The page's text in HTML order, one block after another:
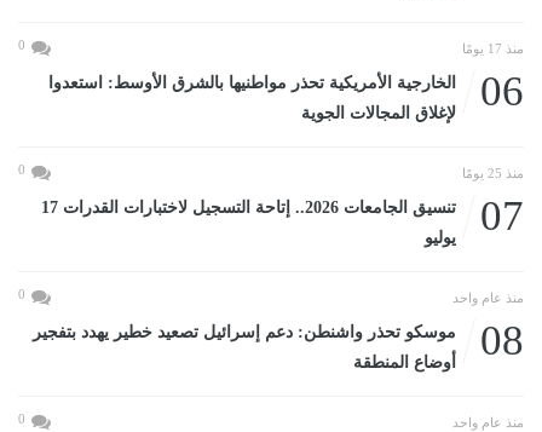
منذ 17 يومًا 0
06
الخارجية الأمريكية تحذر مواطنيها بالشرق الأوسط: استعدوا
لإغلاق المجالات الجوية
منذ 25 يومًا 0
07
تنسيق الجامعات 2026.. إتاحة التسجيل لاختبارات القدرات 17
يوليو
منذ عام واحد 0
08
موسكو تحذر واشنطن: دعم إسرائيل تصعيد خطير يهدد بتفجير
أوضاع المنطقة
منذ عام واحد 0